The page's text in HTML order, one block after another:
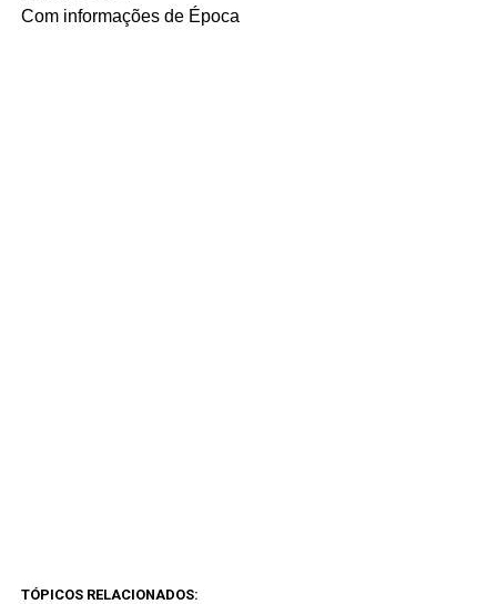
Com informações de Época
TÓPICOS RELACIONADOS: